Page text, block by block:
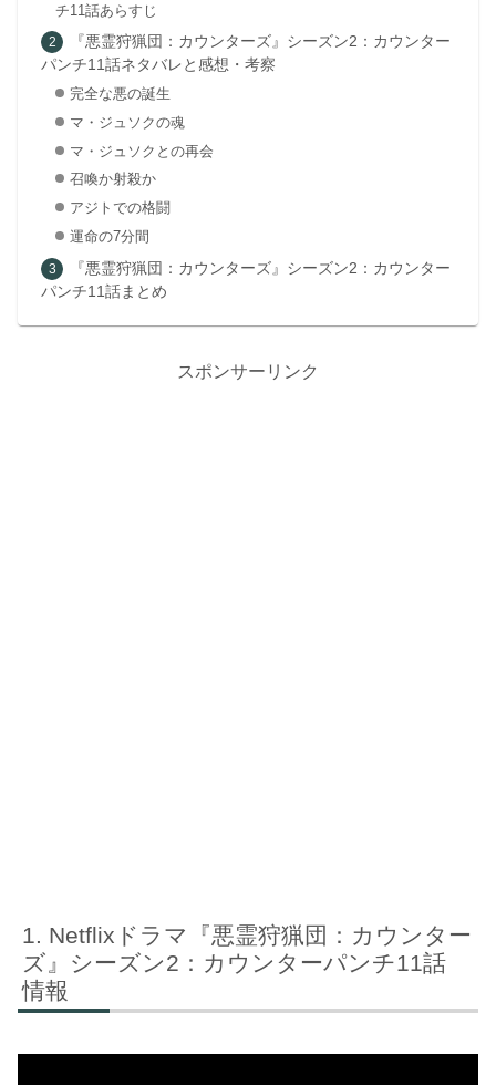
チ11話あらすじ
『悪霊狩猟団：カウンターズ』シーズン2：カウンター
パンチ11話ネタバレと感想・考察
完全な悪の誕生
マ・ジュソクの魂
マ・ジュソクとの再会
召喚か射殺か
アジトでの格闘
運命の7分間
『悪霊狩猟団：カウンターズ』シーズン2：カウンター
パンチ11話まとめ
スポンサーリンク
Netflixドラマ『悪霊狩猟団：カウンター
ズ』シーズン2：カウンターパンチ11話
情報